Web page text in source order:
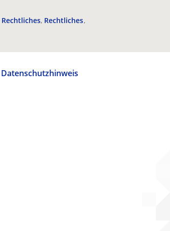
Rechtliches Rechtliches
Datenschutzhinweis